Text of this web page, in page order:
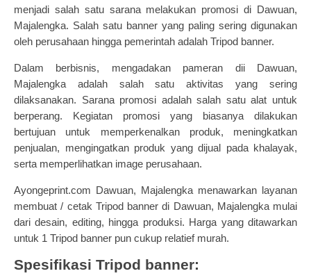
menjadi salah satu sarana melakukan promosi di Dawuan,
Majalengka. Salah satu banner yang paling sering digunakan
oleh perusahaan hingga pemerintah adalah Tripod banner.
Dalam berbisnis, mengadakan pameran dii Dawuan,
Majalengka adalah salah satu aktivitas yang sering
dilaksanakan. Sarana promosi adalah salah satu alat untuk
berperang. Kegiatan promosi yang biasanya dilakukan
bertujuan untuk memperkenalkan produk, meningkatkan
penjualan, mengingatkan produk yang dijual pada khalayak,
serta memperlihatkan image perusahaan.
Ayongeprint.com Dawuan, Majalengka menawarkan layanan
membuat / cetak Tripod banner di Dawuan, Majalengka mulai
dari desain, editing, hingga produksi. Harga yang ditawarkan
untuk 1 Tripod banner pun cukup relatief murah.
Spesifikasi Tripod banner: